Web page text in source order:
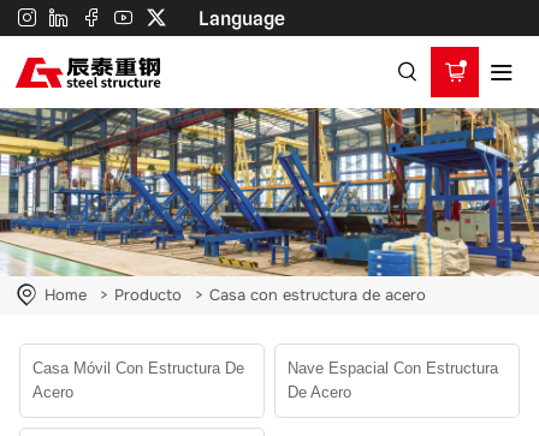
Language
Casa
con
estructura
de
acero
Home Producto Casa con estructura de acero
Casa Móvil Con Estructura De
Acero
Nave Espacial Con Estructura
De Acero